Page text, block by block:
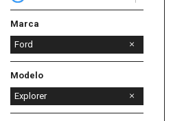
Marca
Audi
Cadillac
Chevrolet
Ford
Honda
Hyundai
Kia
Mazda
Mercedes-Benz
Nissan
Modelo
Explorer
F-150